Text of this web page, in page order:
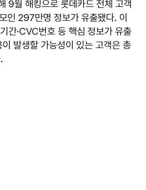
9월 해킹으로 롯데카드 전체 고객
인 297만명 정보가 유출됐다. 이
간·CVC번호 등 핵심 정보가 유출
발생할 가능성이 있는 고객은 총